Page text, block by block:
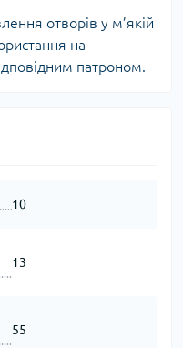
отворів у м’якій
на
патроном.
10
13
55